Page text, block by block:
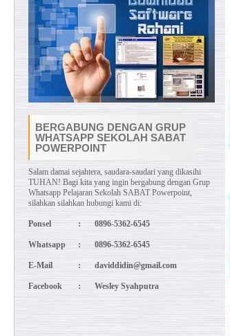
BERGABUNG DENGAN GRUP
WHATSAPP SEKOLAH SABAT
POWERPOINT
Salam damai sejahtera, saudara-saudari yang dikasihi
TUHAN! Bagi kita yang ingin bergabung dengan Grup
Whatsapp Pelajaran Sekolah SABAT Powerpoint,
silahkan silahkan hubungi kami di:
Ponsel : 0896-5362-6545
Whatsapp : 0896-5362-6545
E-Mail : daviddidin@gmail.com
Facebook : Wesley Syahputra